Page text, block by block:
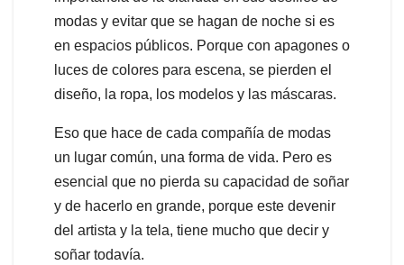
modas y evitar que se hagan de noche si es
en espacios públicos. Porque con apagones o
luces de colores para escena, se pierden el
diseño, la ropa, los modelos y las máscaras.
Eso que hace de cada compañía de modas
un lugar común, una forma de vida. Pero es
esencial que no pierda su capacidad de soñar
y de hacerlo en grande, porque este devenir
del artista y la tela, tiene mucho que decir y
soñar todavía.